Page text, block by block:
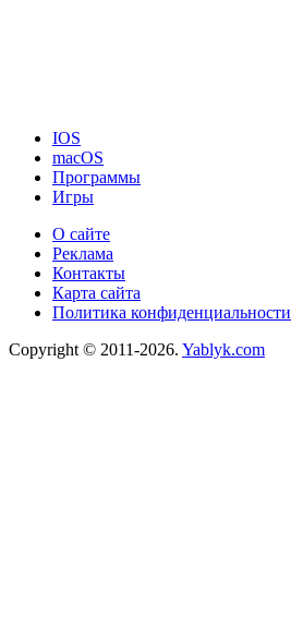
IOS
macOS
Программы
Игры
О сайте
Реклама
Контакты
Карта сайта
Политика конфиденциальности
Copyright © 2011-2026. Yablyk.сom